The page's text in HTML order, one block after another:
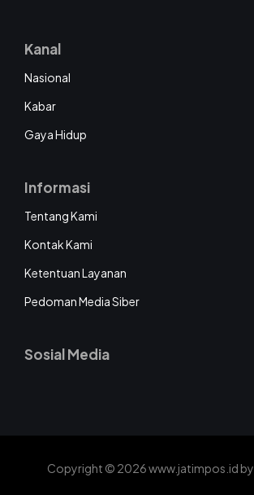
Kanal
Nasional
Kabar
Gaya Hidup
Informasi
Tentang Kami
Kontak Kami
Ketentuan Layanan
Pedoman Media Siber
Sosial Media
Copyright © 2026 www.jatimpos.id by